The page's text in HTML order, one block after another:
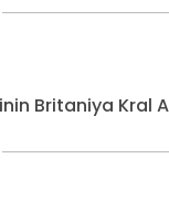
Britaniya Kral